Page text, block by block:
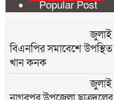
Popular Post
জুলাই
বিএনপির সমাবেশে
খান কনক
জুলাই